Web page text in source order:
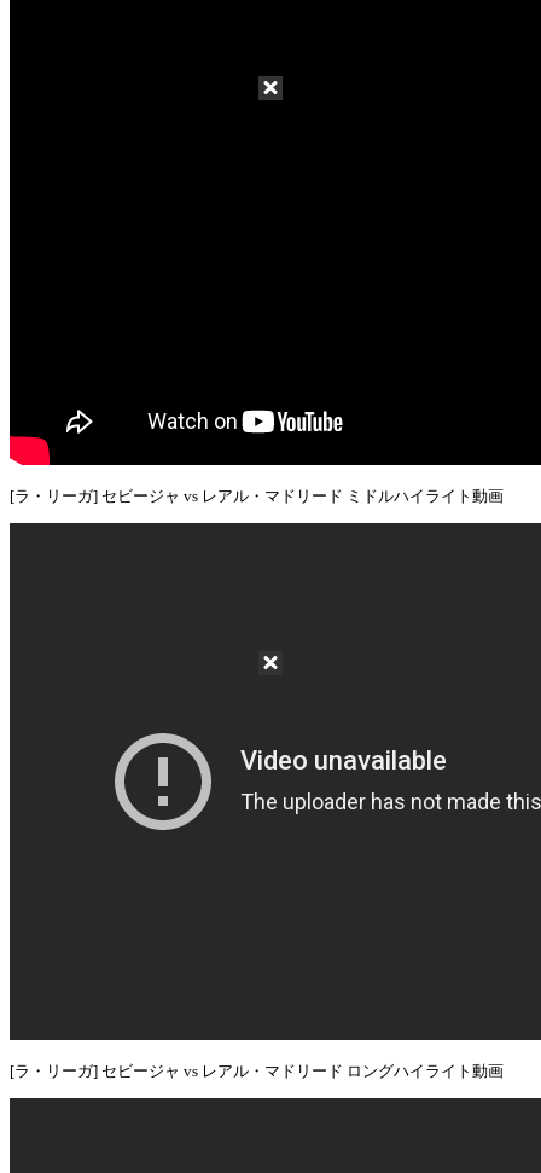
[ラ・リーガ] セビージャ vs レアル・マドリード ミドルハイライト動画
[ラ・リーガ] セビージャ vs レアル・マドリード ロングハイライト動画